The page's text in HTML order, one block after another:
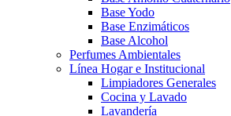
Base Yodo
Base Enzimáticos
Base Alcohol
Perfumes Ambientales
Línea Hogar e Institucional
Limpiadores Generales
Cocina y Lavado
Lavandería